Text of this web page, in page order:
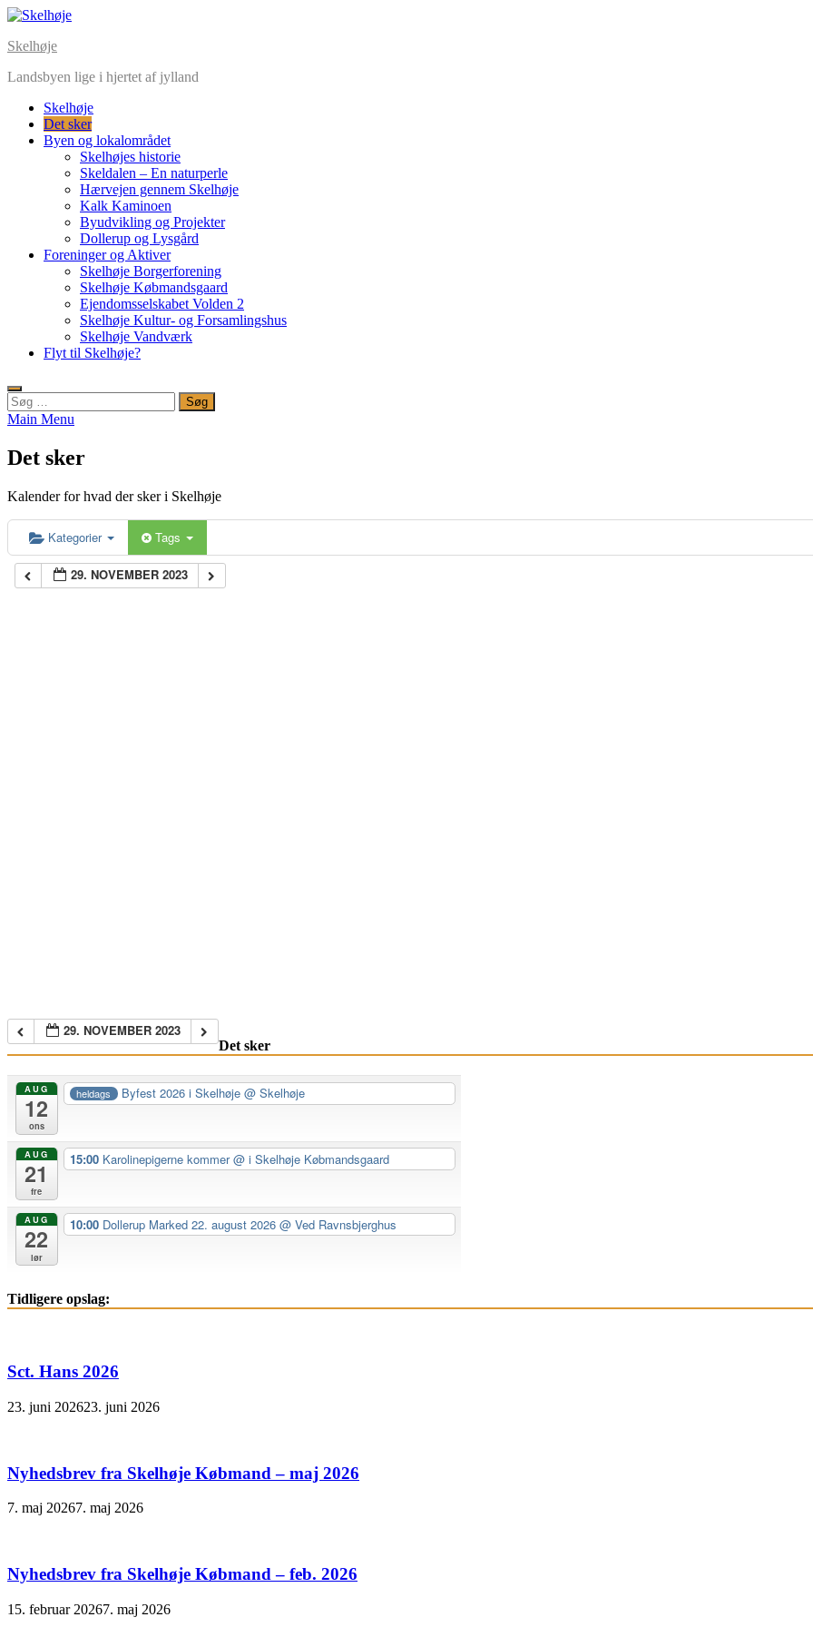
Skip
content
Skelhøje
Landsbyen lige i hjertet af jylland
Skelhøje
Det sker
Byen og lokalområdet
Skelhøjes historie
Skeldalen – En naturperle
Hærvejen gennem Skelhøje
Kalk Kaminoen
Byudvikling og Projekter
Dollerup og Lysgård
Foreninger og Aktiver
Skelhøje Borgerforening
Skelhøje Købmandsgaard
Ejendomsselskabet Volden 2
Skelhøje Kultur- og Forsamlingshus
Skelhøje Vandværk
Flyt til Skelhøje?
Søg
efter:
Main Menu
Det sker
Kalender for hvad der sker i Skelhøje
Kategorier Tags
29. NOVEMBER 2023
29. NOVEMBER 2023
Det sker
AUG
12
ons
heldags Byfest 2026 i Skelhøje@ Skelhøje
AUG
21
fre
15:00 Karolinepigerne kommer@ i Skelhøje Købmandsgaard
AUG
22
lør
10:00 Dollerup Marked 22. august 2026 @ Ved Ravnsbjerghus
Tidligere opslag:
Sct. Hans 2026
23. juni 202623. juni 2026
Nyhedsbrev fra Skelhøje Købmand – maj 2026
7. maj 20267. maj 2026
Nyhedsbrev fra Skelhøje Købmand – feb. 2026
15. februar 20267. maj 2026